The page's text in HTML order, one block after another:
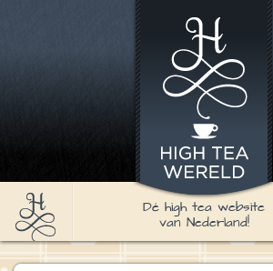
High Tea
Dé high tea website
van Nederland!